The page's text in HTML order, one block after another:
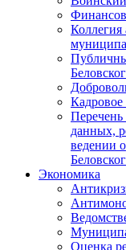
Коллегия
Кадровое
данных,
ведении
Экономика
Оценка